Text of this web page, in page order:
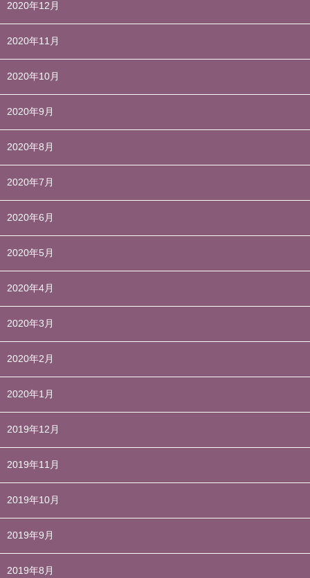
2020年12月
2020年11月
2020年10月
2020年9月
2020年8月
2020年7月
2020年6月
2020年5月
2020年4月
2020年3月
2020年2月
2020年1月
2019年12月
2019年11月
2019年10月
2019年9月
2019年8月